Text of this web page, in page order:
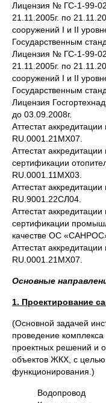
Лицензия № ГС-1-99-
21.11.2005г. по
сооружений I и II
Государственным
Лицензия № ГС-1-99-
21.11.2005г. по
сооружений I и II
Государственным
Лицензия
до 03.09.2008г.
Аттестат
RU.0001.21МХ07.
Аттестат
сертификации
RU.0001.11МХ03.
Аттестат
RU.9001.22СЛ04.
Аттестат
сертификации
качестве ОС
Аттестат
RU.0001.21MX07.
Основные
1. Проектирование
(Основной задачей
проведение
проектных решений и
объектов ЖКХ, с
функционирования.)
Водопровод